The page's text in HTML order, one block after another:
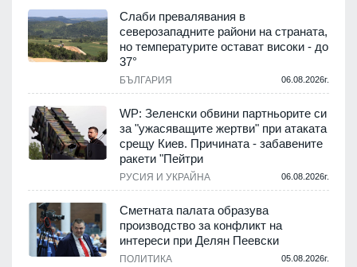
Слаби превалявания в
северозападните райони на страната,
но температурите остават високи - до
37°
БЪЛГАРИЯ 06.08.2026г.
WP: Зеленски обвини партньорите си
за "ужасяващите жертви" при атаката
срещу Киев. Причината - забавените
ракети "Пейтри
РУСИЯ И УКРАЙНА 06.08.2026г.
Сметната палата образува
производство за конфликт на
интереси при Делян Пеевски
ПОЛИТИКА 05.08.2026г.